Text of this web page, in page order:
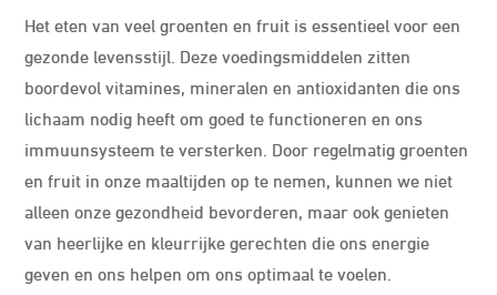
Het eten van veel groenten en fruit is essentieel voor een
gezonde levensstijl. Deze voedingsmiddelen zitten
boordevol vitamines, mineralen en antioxidanten die ons
lichaam nodig heeft om goed te functioneren en ons
immuunsysteem te versterken. Door regelmatig groenten
en fruit in onze maaltijden op te nemen, kunnen we niet
alleen onze gezondheid bevorderen, maar ook genieten
van heerlijke en kleurrijke gerechten die ons energie
geven en ons helpen om ons optimaal te voelen.